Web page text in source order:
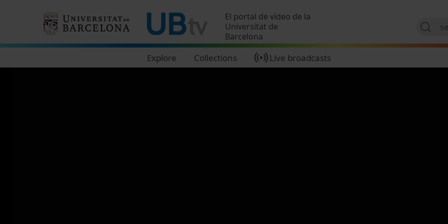
El portal de vídeo de la
Universitat de
Barcelona
Explore Collections Live broadcasts